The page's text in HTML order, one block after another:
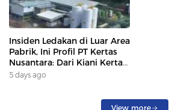
Insiden Ledakan di Luar Area
Pabrik, Ini Profil PT Kertas
Nusantara: Dari Kiani Kertas
hingga Beroperasi Kembali
5 days ago
View more